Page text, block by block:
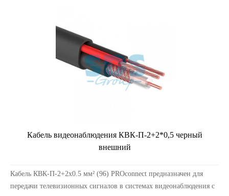
Кабель видеонаблюдения КВК-П-2+2*0,5 черный
внешний
Кабель КВК-П-2+2х0.5 мм² (96) PROconnect предназначен для
передачи телевизионных сигналов в системах видеонаблюдения с